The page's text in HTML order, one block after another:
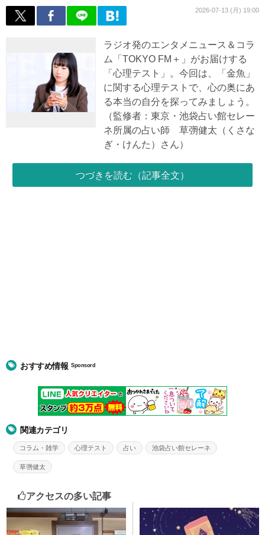
2026-07-13 (月) 19:00
ラジオ発のエンタメニュース＆コラ
ム「TOKYO FM＋」がお届けする
「心理テスト」。今回は、「金魚」
に関する心理テストで、心の奥にあ
る本当の自分を探ってみましょう。
（監修者：東京・池袋占い館セレー
ネ所属の占い師 草彅健太（くさな
ぎ・けんた）さん）
つづきを読む（記事全文）
おすすめ情報Sponsord
関連カテゴリ
コラム・雑学 心理テスト 占い 池袋占い館セレーネ
草彅健太
アクセスの多い記事